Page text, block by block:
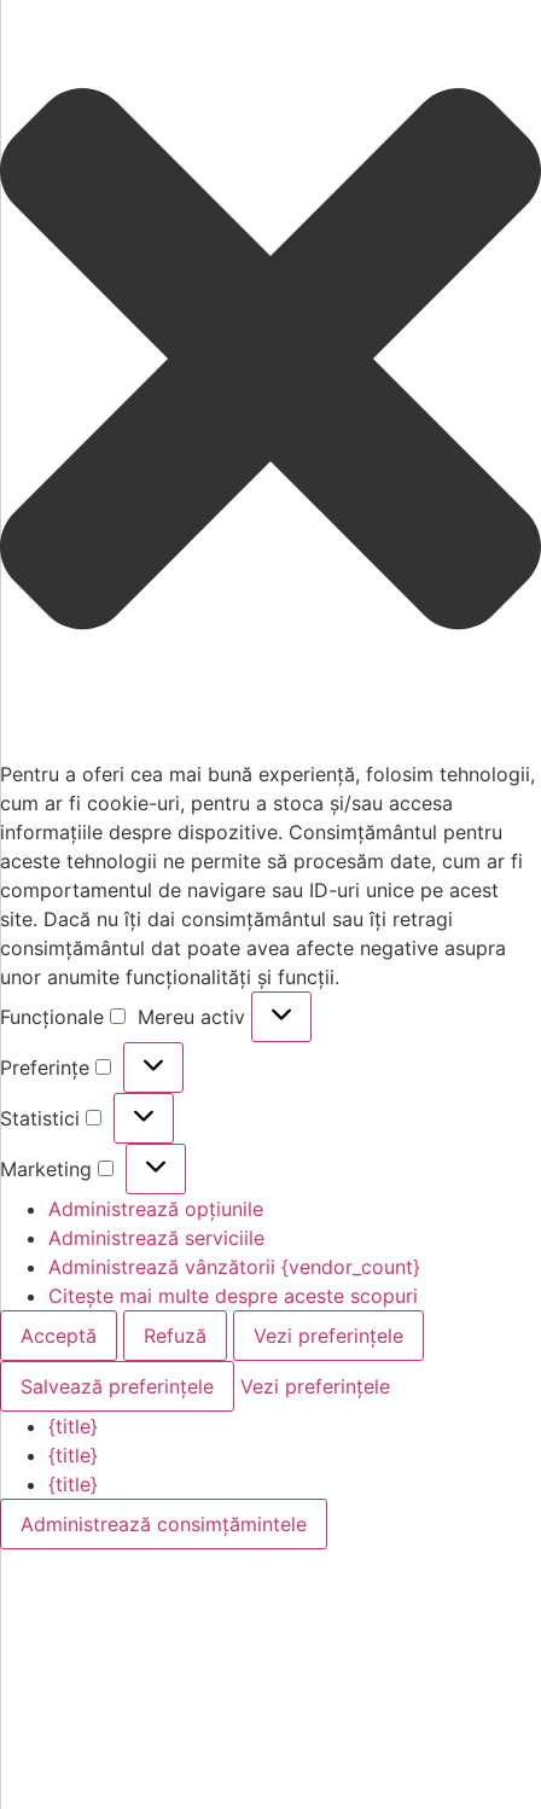
Pentru a oferi cea mai bună experiență, folosim tehnologii,
cum ar fi cookie-uri, pentru a stoca și/sau accesa
informațiile despre dispozitive. Consimțământul pentru
aceste tehnologii ne permite să procesăm date, cum ar fi
comportamentul de navigare sau ID-uri unice pe acest
site. Dacă nu îți dai consimțământul sau îți retragi
consimțământul dat poate avea afecte negative asupra
unor anumite funcționalități și funcții.
Funcționale
Mereu activ
Preferințe
Statistici
Marketing
Administrează opțiunile
Administrează serviciile
Administrează vânzătorii {vendor_count}
Citește mai multe despre aceste scopuri
Acceptă
Refuză Vezi preferințele
Salvează preferințele
Vezi preferințele
{title}
{title}
{title}
Administrează consimțămintele